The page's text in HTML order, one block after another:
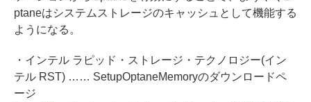
ptaneはシステムストレージのキャッシュとして機能する
ようになる。
・インテル ラピッド・ストレージ・テクノロジー(イン
テル RST) …… SetupOptaneMemoryのダウンロードペ
ージ